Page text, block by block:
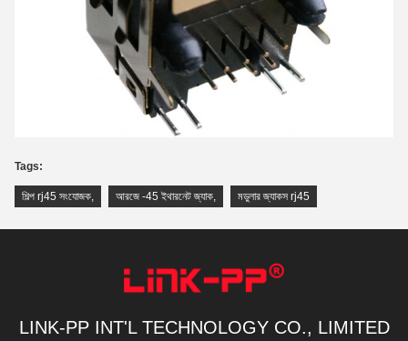
Tags:
শিল্প rj45 সংযোজক, আরজে -45 ইথারনেট জ্যাক, মডুলার জ্যাকস rj45
LINK-PP INT'L TECHNOLOGY CO., LIMITED